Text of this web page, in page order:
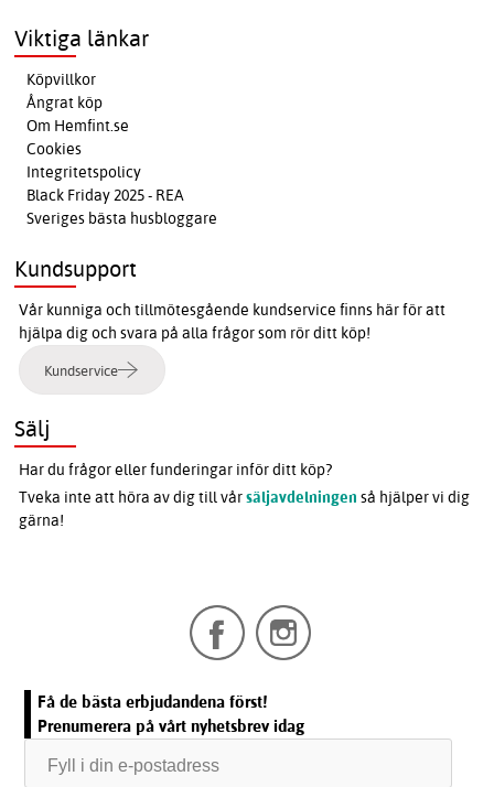
Viktiga länkar
Köpvillkor
Ångrat köp
Om Hemfint.se
Cookies
Integritetspolicy
Black Friday 2025 - REA
Sveriges bästa husbloggare
Kundsupport
Vår kunniga och tillmötesgående kundservice finns här för att
hjälpa dig och svara på alla frågor som rör ditt köp!
Kundservice
Sälj
Har du frågor eller funderingar inför ditt köp?
Tveka inte att höra av dig till vårsäljavdelningen så hjälper vi dig
gärna!
Få de bästa erbjudandena först!
Prenumerera på vårt nyhetsbrev idag